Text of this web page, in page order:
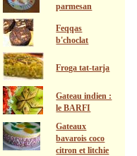
parmesan
Feqqas
b'choclat
Froga tat-tarja
Gateau indien :
le BARFI
Gateaux
bavarois coco
citron et litchie